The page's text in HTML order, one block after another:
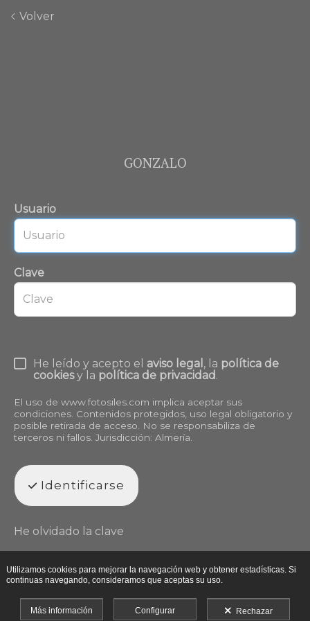
Volver
GONZALO
Usuario
Clave
He leído y acepto el aviso legal , la política de
cookiesy la política de privacidad.
El uso de www.fotosiles.com implica aceptar sus
condiciones. Contenidos protegidos, uso legal obligatorio y
posible retirada de acceso. No se responsabiliza de
terceros ni fallos. Jurisdicción: Almería.
Identificarse
He olvidado la clave
Utilizamos cookies para mejorar la navegación web y obtener estadísticas. Si
continuas navegando, consideramos que aceptas su uso.
Más información Configurar Rechazar